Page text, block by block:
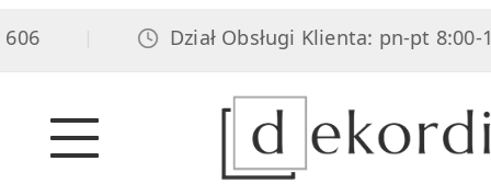
Dział Obsługi Klienta: pn-pt 8:00-